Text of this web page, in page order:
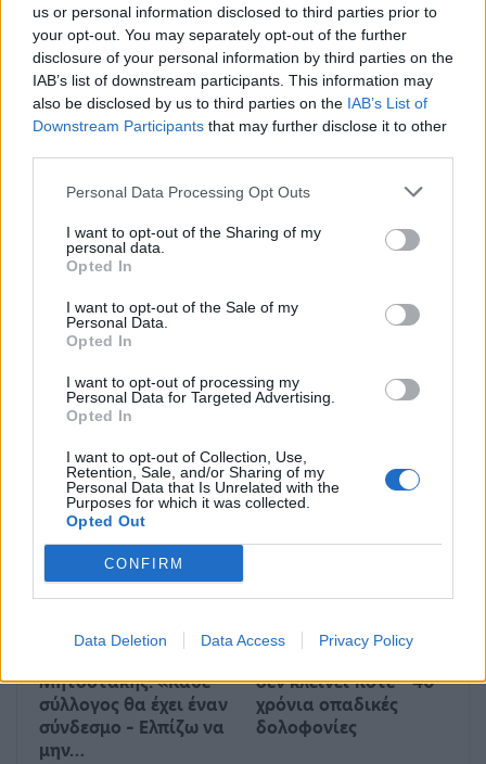
us or personal information disclosed to third parties prior to
your opt-out. You may separately opt-out of the further
disclosure of your personal information by third parties on the
IAB’s list of downstream participants. This information may
also be disclosed by us to third parties on the IAB’s List of
Downstream Participants that may further disclose it to other
Personal Data Processing Opt Outs
I want to opt-out of the Sharing of my
personal data.
Opted In
I want to opt-out of the Sale of my
Personal Data.
Opted In
I want to opt-out of processing my
Personal Data for Targeted Advertising.
Opted In
I want to opt-out of Collection, Use,
Retention, Sale, and/or Sharing of my
Personal Data that Is Unrelated with the
Purposes for which it was collected.
Opted Out
CONFIRM
Data Deletion Data Access Privacy Policy
Ελλάδα θρηνεί
αξία της είναι 4 φορές
μεγαλύτερη απ’ότι την
παρέδωσε ο ΣΥΡΙΖΑ
Μπορεί επίσης να σε ενδιαφέρει
Αντιγόνη
Ντρισμπιώτη:
Κατέκτησε το χάλκινο
μετάλλιο στα 35 χλμ
βάδην στο
Παγκόσμιο…
οπαδική βία: Τα 4+2
μέτρα Μητσοτάκη –
ενδεχόμενο ακόμα…
ΠΟΛΙΤΙΚΉ
Μητσοτάκης: «Κάθε
σύλλογος θα έχει έναν
σύνδεσμο – Ελπίζω να
μην…
δεν κλείνει ποτέ – 40
χρόνια οπαδικές
δολοφονίες